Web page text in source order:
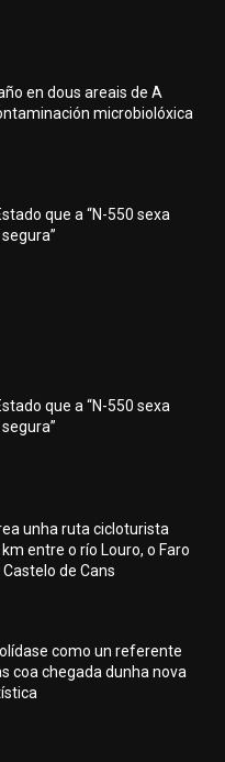
en dous areais de A
microbiolóxica
que a “N-550 sexa
que a “N-550 sexa
unha ruta cicloturista
entre o río Louro, o Faro
de Cans
como un referente
coa chegada dunha nova